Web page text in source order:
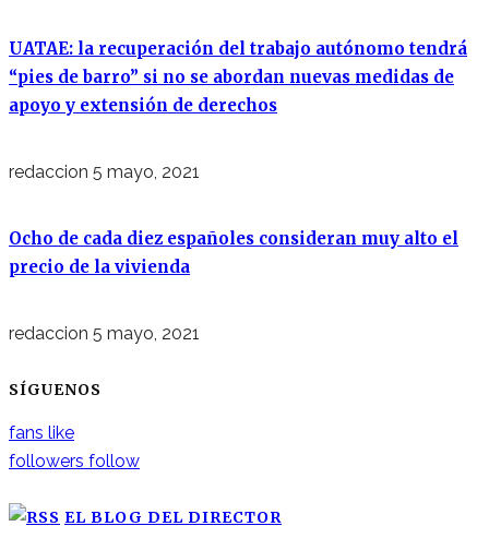
UATAE: la recuperación del trabajo autónomo tendrá
“pies de barro” si no se abordan nuevas medidas de
apoyo y extensión de derechos
redaccion 5 mayo, 2021
Ocho de cada diez españoles consideran muy alto el
precio de la vivienda
redaccion 5 mayo, 2021
SÍGUENOS
fans like
followers follow
EL BLOG DEL DIRECTOR